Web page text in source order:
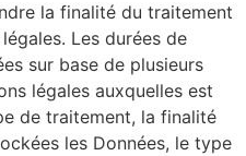
la finalité du traitement
Les durées de
sur base de plusieurs
légales auxquelles est
de traitement, la finalité
les Données, le type